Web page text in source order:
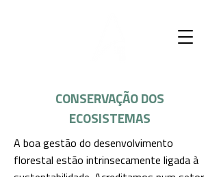
CONSERVAÇÃO DOS
ECOSISTEMAS
A boa gestão do desenvolvimento
florestal estão intrinsecamente ligada à